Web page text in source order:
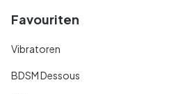
Favouriten
Vibratoren
BDSM Dessous